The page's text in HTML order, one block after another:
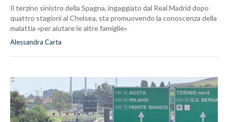
Il terzino sinistro della Spagna, ingaggiato dal Real Madrid dopo
quattro stagioni al Chelsea, sta promuovendo la conoscenza della
malattia «per aiutare le altre famiglie»
Alessandra Carta